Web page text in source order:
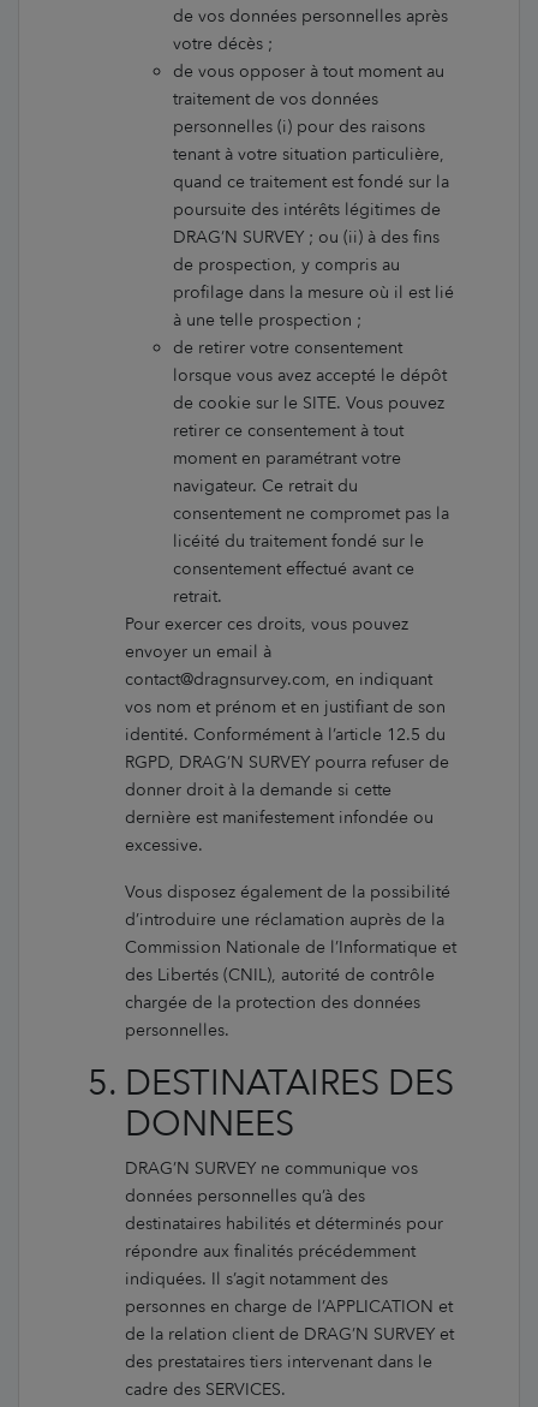
de vos données personnelles après
votre décès ;
de vous opposer à tout moment au
traitement de vos données
personnelles (i) pour des raisons
tenant à votre situation particulière,
quand ce traitement est fondé sur la
poursuite des intérêts légitimes de
DRAG’N SURVEY ; ou (ii) à des fins
de prospection, y compris au
profilage dans la mesure où il est lié
à une telle prospection ;
de retirer votre consentement
lorsque vous avez accepté le dépôt
de cookie sur le SITE. Vous pouvez
retirer ce consentement à tout
moment en paramétrant votre
navigateur. Ce retrait du
consentement ne compromet pas la
licéité du traitement fondé sur le
consentement effectué avant ce
retrait.
Pour exercer ces droits, vous pouvez
envoyer un email à
contact@dragnsurvey.com, en indiquant
vos nom et prénom et en justifiant de son
identité. Conformément à l’article 12.5 du
RGPD, DRAG’N SURVEY pourra refuser de
donner droit à la demande si cette
dernière est manifestement infondée ou
excessive.
Vous disposez également de la possibilité
d’introduire une réclamation auprès de la
Commission Nationale de l’Informatique et
des Libertés (CNIL), autorité de contrôle
chargée de la protection des données
personnelles.
DESTINATAIRES DES
DONNEES
DRAG’N SURVEY ne communique vos
données personnelles qu’à des
destinataires habilités et déterminés pour
répondre aux finalités précédemment
indiquées. Il s’agit notamment des
personnes en charge de l’APPLICATION et
de la relation client de DRAG’N SURVEY et
des prestataires tiers intervenant dans le
cadre des SERVICES.